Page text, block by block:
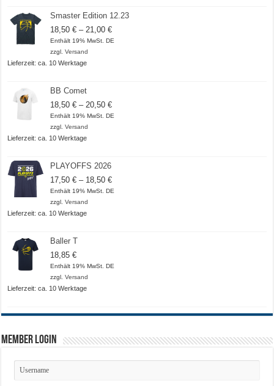
Smaster Edition 12.23
18,50€ – 21,00€Preisspanne:
18,50 €
Enthält 19% MwSt. DE
zzgl.Versand
Lieferzeit: ca. 10 Werktage
BB Comet
18,50€ – 20,50€Preisspanne:
18,50 €
Enthält 19% MwSt. DE
zzgl.Versand
Lieferzeit: ca. 10 Werktage
PLAYOFFS 2026
17,50€ – 18,50€Preisspanne:
17,50 €
Enthält 19% MwSt. DE
zzgl.Versand
Lieferzeit: ca. 10 Werktage
Baller T
18,85€
Enthält 19% MwSt. DE
zzgl.Versand
Lieferzeit: ca. 10 Werktage
Member Login